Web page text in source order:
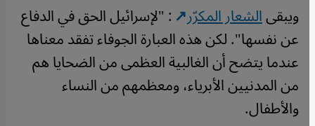
ويبقىالشعار المكرّر : "لإسرائيل الحق في الدفاع
عن نفسها". لكن هذه العبارة الجوفاء تفقد معناها
عندما يتضح أن الغالبية العظمى من الضحايا هم
من المدنيين الأبرياء، ومعظمهم من النساء
والأطفال.